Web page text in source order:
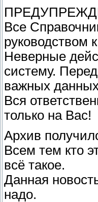
Все
руководством
Неверные
систему.
важных
Вся
только на Вас!
Архив
Всем тем кто
всё такое.
Данная
надо.